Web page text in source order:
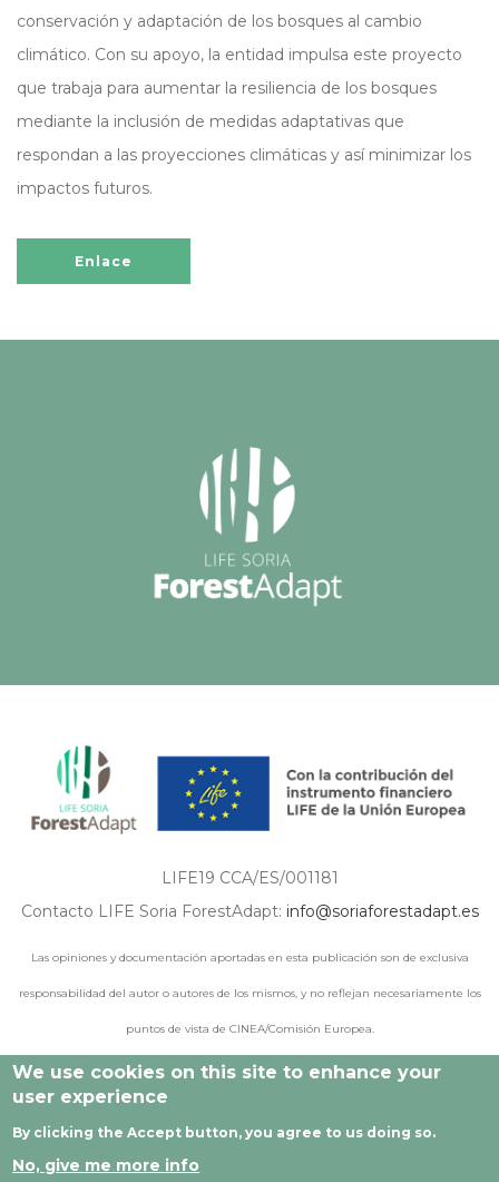
conservación y adaptación de los bosques al cambio
climático. Con su apoyo, la entidad impulsa este proyecto
que trabaja para aumentar la resiliencia de los bosques
mediante la inclusión de medidas adaptativas que
respondan a las proyecciones climáticas y así minimizar los
impactos futuros.
Enlace
LIFE19 CCA/ES/001181
Contacto LIFE Soria ForestAdapt: info@soriaforestadapt.es
Las opiniones y documentación aportadas en esta publicación son de exclusiva
responsabilidad del autor o autores de los mismos, y no reflejan necesariamente los
puntos de vista de CINEA/Comisión Europea.
We use cookies on this site to enhance your
user experience
By clicking the Accept button, you agree to us doing so.
No, give me more info